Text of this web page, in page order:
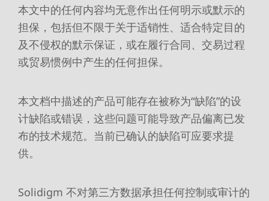
本文中的任何内容均无意作出任何明示或默示的
担保，包括但不限于关于适销性、适合特定目的
及不侵权的默示保证，或在履行合同、交易过程
或贸易惯例中产生的任何担保。
本文档中描述的产品可能存在被称为“缺陷”的设
计缺陷或错误，这些问题可能导致产品偏离已发
布的技术规范。当前已确认的缺陷可应要求提
供。
Solidigm 不对第三方数据承担任何控制或审计的